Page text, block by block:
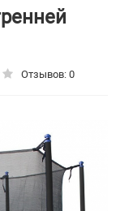
Отзывов: 0